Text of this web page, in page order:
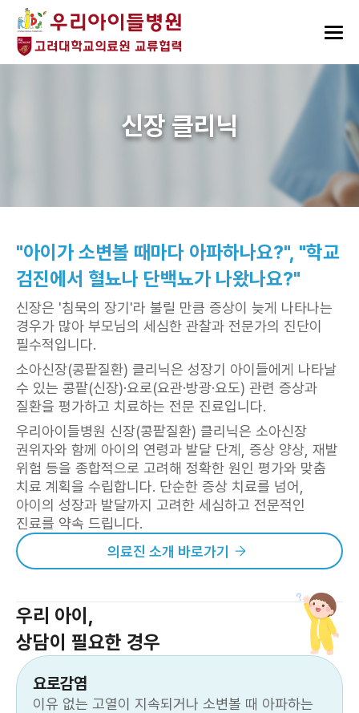
신장 클리닉
"아이가 소변볼 때마다 아파하나요?", "학교
검진에서 혈뇨나 단백뇨가 나왔나요?"
신장은 '침묵의 장기'라 불릴 만큼 증상이 늦게 나타나는
경우가 많아 부모님의 세심한 관찰과 전문가의 진단이
필수적입니다.
소아신장(콩팥질환) 클리닉은 성장기 아이들에게 나타날
수 있는 콩팥(신장)·요로(요관·방광·요도) 관련 증상과
질환을 평가하고 치료하는 전문 진료입니다.
우리아이들병원 신장(콩팥질환) 클리닉은 소아신장
권위자와 함께 아이의 연령과 발달 단계, 증상 양상, 재발
위험 등을 종합적으로 고려해 정확한 원인 평가와 맞춤
치료 계획을 수립합니다. 단순한 증상 치료를 넘어,
아이의 성장과 발달까지 고려한 세심하고 전문적인
진료를 약속 드립니다.
의료진 소개 바로가기
우리 아이,
상담이 필요한 경우
요로감염
이유 없는 고열이 지속되거나 소변볼 때 아파하는